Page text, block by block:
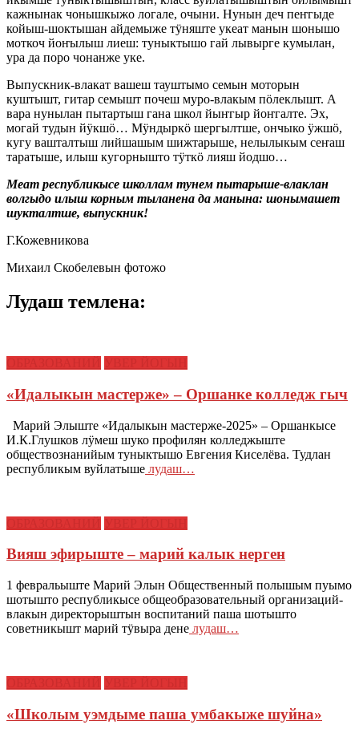
кажнынак чонышкыжо логале, очыни. Нунын деч пеҥгыде
койыш-шоктышан айдемыже тӱняште укеат манын шонышо
моткоч йоҥылыш лиеш: туныктышо гай лывырге кумылан,
ура да поро чонанже уке.
Выпускник-влакат вашеш тауштымо семын моторын
куштышт, гитар семышт почеш муро-влакым пӧлеклышт. А
вара нунылан пытартыш гана школ йыҥгыр йоҥгалте. Эх,
могай тудын йӱкшӧ… Мӱндыркӧ шергылтше, ончыко ӱжшӧ,
кугу вашталтыш лийшашым шижтарыше, нелылыкым сеҥаш
таратыше, илыш кугорнышто тӱткӧ лияш йодшо…
Меат республикысе школлам тунем пытарыше-влаклан
волгыдо илыш корным тыланена да манына: шонымашет
шукталтше, выпускник!
Г.Кожевникова
Михаил Скобелевын фотожо
Лудаш темлена:
«Идалыкын мастерже» – Оршанке колледж гыч
Марий Элыште «Идалыкын мастерже-2025» – Оршанкысе
И.К.Глушков лӱмеш шуко профилян колледжыште
обществознанийым туныктышо Евгения Киселёва. Тудлан
республикым вуйлатыше лудаш…
Вияш эфирыште – марий калык нерген
1 февральыште Марий Элын Общественный полышым пуымо
шотышто республикысе общеобразовательный организаций-
влакын директорыштын воспитаний паша шотышто
советникышт марий тӱвыра дене лудаш…
«Школым уэмдыме паша умбакыже шуйна»